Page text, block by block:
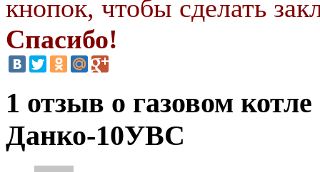
кнопок, чтобы сделать
Спасибо!
1 отзыв о газовом котле
Данко-10УВС